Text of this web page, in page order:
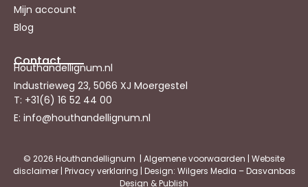
Mijn account
Blog
Contact
Houthandellignum.nl
Industrieweg 23, 5066 XJ Moergestel
T: +31(6) 16 52 44 00
E: info@houthandellignum.nl
© 2026 Houthandellignum | Algemene voorwaarden | Website
disclaimer| Privacy verklaring | Design: Wilgers Media – Dasvanbas
Design & Publish